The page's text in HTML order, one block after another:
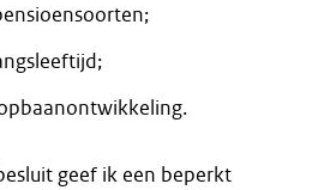
geef ik een beperkt